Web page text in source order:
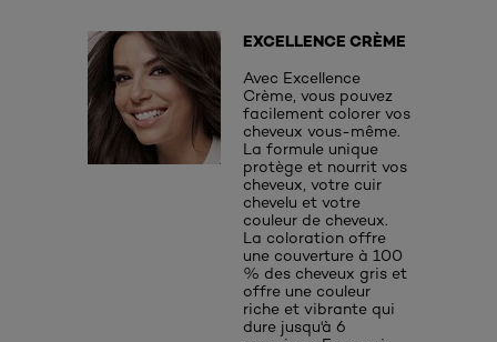
EXCELLENCE CRÈME
Avec Excellence
Crème, vous pouvez
facilement colorer vos
cheveux vous-même.
La formule unique
protège et nourrit vos
cheveux, votre cuir
chevelu et votre
couleur de cheveux.
La coloration offre
une couverture à 100
% des cheveux gris et
offre une couleur
riche et vibrante qui
dure jusqu'à 6